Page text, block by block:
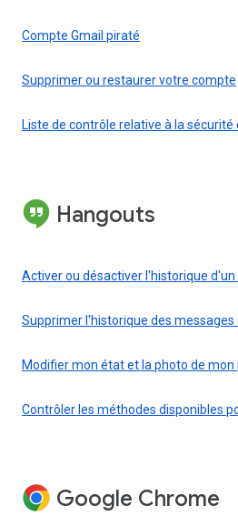
Compte Gmail piraté
Supprimer ou restaurer votre compte
Liste de contrôle relative à la sécurité
Hangouts
Activer ou désactiver l'historique d'un
Supprimer l'historique des messages
Modifier mon état et la photo de mon
Contrôler les méthodes disponibles
Google Chrome